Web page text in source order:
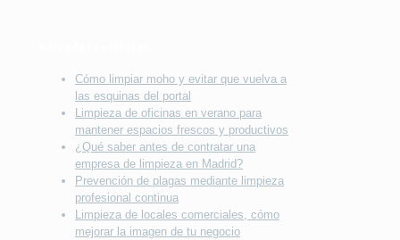
Cómo limpiar moho y evitar que vuelva a
las esquinas del portal
Limpieza de oficinas en verano para
mantener espacios frescos y productivos
¿Qué saber antes de contratar una
empresa de limpieza en Madrid?
Prevención de plagas mediante limpieza
profesional continua
Limpieza de locales comerciales, cómo
mejorar la imagen de tu negocio